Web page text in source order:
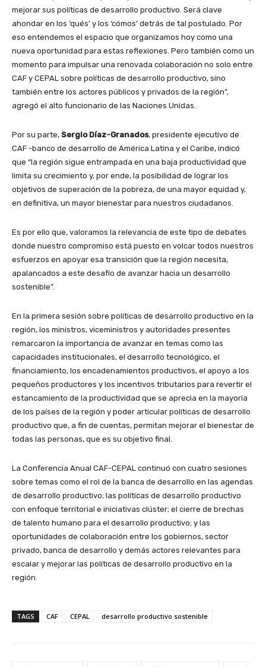
mejorar sus políticas de desarrollo productivo. Será clave
ahondar en los ‘qués’ y los ‘cómos’ detrás de tal postulado. Por
eso entendemos el espacio que organizamos hoy como una
nueva oportunidad para estas reflexiones. Pero también como un
momento para impulsar una renovada colaboración no solo entre
CAF y CEPAL sobre políticas de desarrollo productivo, sino
también entre los actores públicos y privados de la región”,
agregó el alto funcionario de las Naciones Unidas.
Por su parte, Sergio Díaz-Granados, presidente ejecutivo de
CAF -banco de desarrollo de América Latina y el Caribe, indicó
que “la región sigue entrampada en una baja productividad que
limita su crecimiento y, por ende, la posibilidad de lograr los
objetivos de superación de la pobreza, de una mayor equidad y,
en definitiva, un mayor bienestar para nuestros ciudadanos.
Es por ello que, valoramos la relevancia de este tipo de debates
donde nuestro compromiso está puesto en volcar todos nuestros
esfuerzos en apoyar esa transición que la región necesita,
apalancados a este desafío de avanzar hacia un desarrollo
sostenible”.
En la primera sesión sobre políticas de desarrollo productivo en la
región, los ministros, viceministros y autoridades presentes
remarcaron la importancia de avanzar en temas como las
capacidades institucionales, el desarrollo tecnológico, el
financiamiento, los encadenamientos productivos, el apoyo a los
pequeños productores y los incentivos tributarios para revertir el
estancamiento de la productividad que se aprecia en la mayoría
de los países de la región y poder articular políticas de desarrollo
productivo que, a fin de cuentas, permitan mejorar el bienestar de
todas las personas, que es su objetivo final.
La Conferencia Anual CAF-CEPAL continuó con cuatro sesiones
sobre temas como el rol de la banca de desarrollo en las agendas
de desarrollo productivo; las políticas de desarrollo productivo
con enfoque territorial e iniciativas clúster; el cierre de brechas
de talento humano para el desarrollo productivo; y las
oportunidades de colaboración entre los gobiernos, sector
privado, banca de desarrollo y demás actores relevantes para
escalar y mejorar las políticas de desarrollo productivo en la
región.
TAGS CAF CEPAL desarrollo productivo sostenible